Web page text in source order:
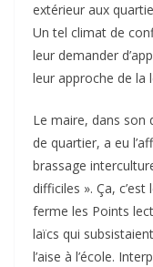
extérieur aux
Un tel climat de
leur demander
leur approche de la
Le maire, dans son
de quartier, a eu
brassage
difficiles ». Ça,
ferme les Points
laïcs qui
l’aise à l’école.